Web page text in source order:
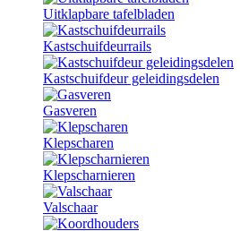
Uitklapbare tafelbladen
Kastschuifdeurrails
Kastschuifdeur geleidingsdelen
Gasveren
Klepscharen
Klepscharnieren
Valschaar